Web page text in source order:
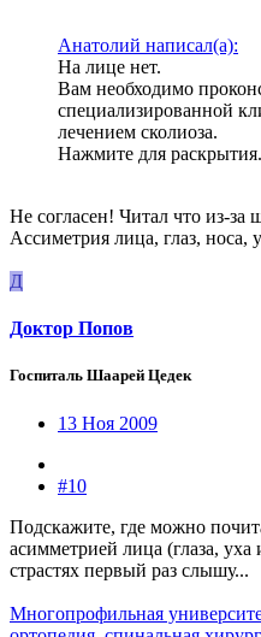
Анатолий написал(а):
На лице нет.
Вам необходимо
специализированной
лечением сколиоза.
Нажмите для
Не согласен! Читал что из-за
Ассиметрия лица, глаз, носа,
Д
Доктор Попов
Госпиталь Шаарей Цедек
13 Ноя 2009
#10
Подскажите, где можно
асимметрией лица (глаза,
страстях первый раз слышу...
Многопрофильная